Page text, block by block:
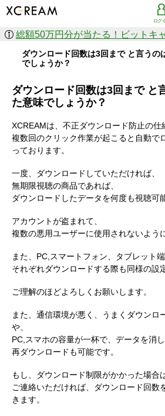
ログ
ダウンロード回数は3回まで と言うの
でしょうか？
ダウンロード回数は3回まで と
た意味でしょうか？
XCREAMは、不正ダウンロード防止の仕
複数回のクリック作業が起こると自動で
っております。
一度、ダウンロードしていただければ、
無期限視聴の商品であれば、
ダウンロードしたデータを何度も視聴可
アカウントが盗まれて、
複数の悪用ユーザーに使用されないよう
また、PC,スマートフォン、タブレット端
それぞれダウンロードする際も同様の設
ご理解のほどよろしくお願いします。
また、通信環境が悪く、うまくダウンロ
や、
PC,スマホの容量が一杯で、データを消し
再ダウンロードも可能です。
もし、ダウンロード制限がかかった場合
ご連絡いただければ、ダウンロード回数
きます。